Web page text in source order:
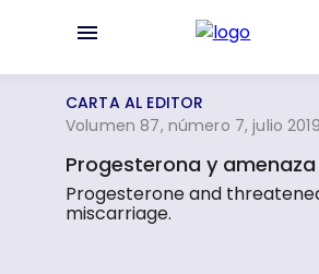
CARTA AL EDITOR
Volumen 87, número 7, julio 2019
Progesterona y
Progesterone and
miscarriage.